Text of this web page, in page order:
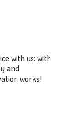
with us: with
and
works!